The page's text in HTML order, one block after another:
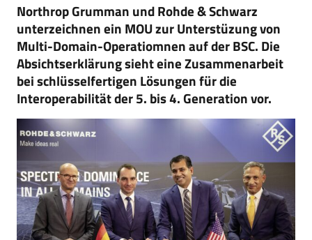
Northrop Grumman und Rohde & Schwarz
unterzeichnen ein MOU zur Unterstüzung von
Multi-Domain-Operatiomnen auf der BSC. Die
Absichtserklärung sieht eine Zusammenarbeit
bei schlüsselfertigen Lösungen für die
Interoperabilität der 5. bis 4. Generation vor.